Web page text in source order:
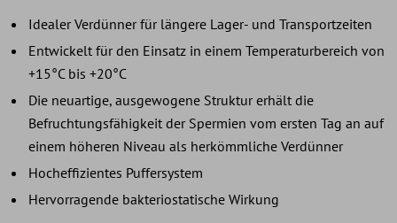
Idealer Verdünner für längere Lager- und Transportzeiten
Entwickelt für den Einsatz in einem Temperaturbereich von
+15°C bis +20°C
Die neuartige, ausgewogene Struktur erhält die
Befruchtungsfähigkeit der Spermien vom ersten Tag an auf
einem höheren Niveau als herkömmliche Verdünner
Hocheffizientes Puffersystem
Hervorragende bakteriostatische Wirkung